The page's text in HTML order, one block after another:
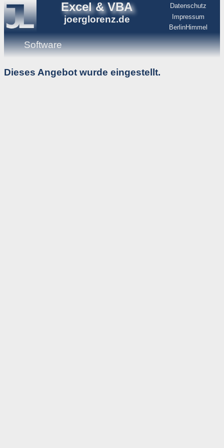
Excel & VBA
joerglorenz.de
Datenschutz
Impressum
BerlinHimmel
Software
Dieses Angebot wurde eingestellt.